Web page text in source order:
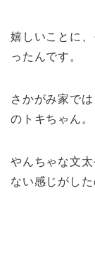
嬉しいことに
ったんです。
さかがみ家で
のトキちゃん。
やんちゃな文
ない感じがし